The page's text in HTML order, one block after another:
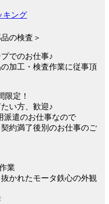
キング
の検査＞
でのお仕事♪
加工・検査作業に従事頂
限定！
い方、歓迎♪
派遣のお仕事なので
約満了後別のお仕事のご
業
抜かれたモータ鉄心の外観